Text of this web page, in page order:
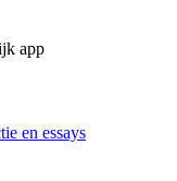
app
en essays